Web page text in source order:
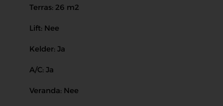
Terras: 26 m2
Lift: Nee
Kelder: Ja
A/C: Ja
Veranda: Nee